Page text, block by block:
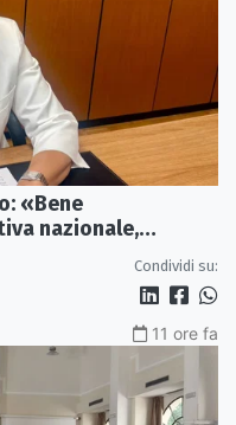
«Bene
nazionale,
Condividi su:
11 ore fa